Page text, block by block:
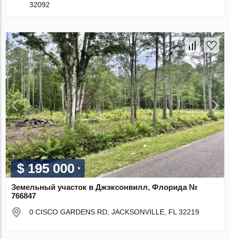
32092
$ 195 000
Земельный участок в Джэксонвилл, Флорида №
766847
0 CISCO GARDENS RD, JACKSONVILLE, FL 32219